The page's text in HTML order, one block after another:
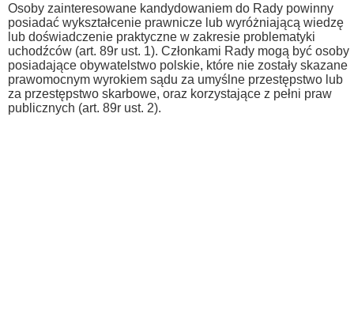
Osoby zainteresowane kandydowaniem do Rady powinny
posiadać wykształcenie prawnicze lub wyróżniającą wiedzę
lub doświadczenie praktyczne w zakresie problematyki
uchodźców (art. 89r ust. 1). Członkami Rady mogą być osoby
posiadające obywatelstwo polskie, które nie zostały skazane
prawomocnym wyrokiem sądu za umyślne przestępstwo lub
za przestępstwo skarbowe, oraz korzystające z pełni praw
publicznych (art. 89r ust. 2).